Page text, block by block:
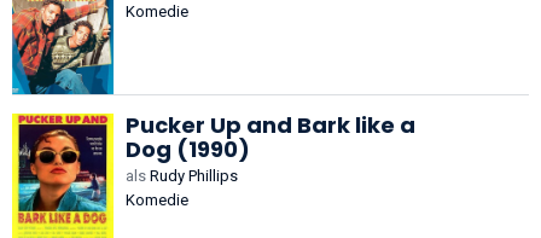
Komedie
Pucker Up and Bark like a
Dog (1990)
als Rudy Phillips
Komedie